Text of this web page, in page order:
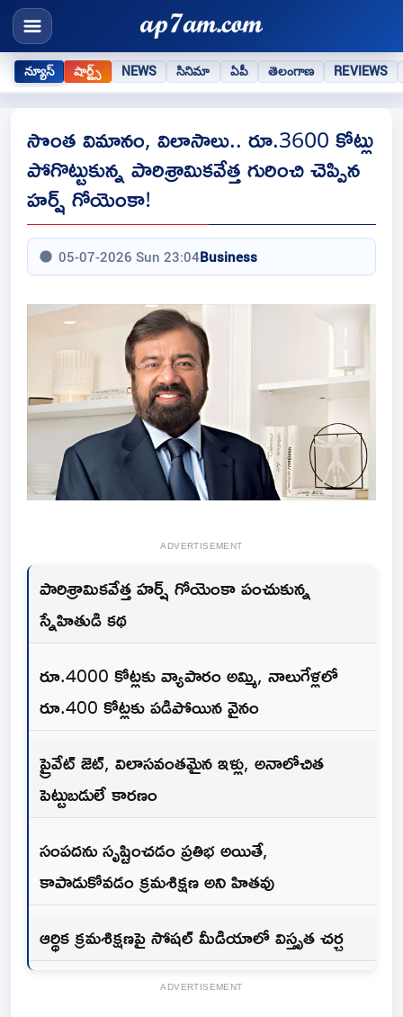
న్యూస్ షార్ట్స్ NEWS సినిమా ఏపీ తెలంగాణ REVIEWS
సొంత విమానం, విలాసాలు.. రూ.3600 కోట్లు
పోగొట్టుకున్న పారిశ్రామికవేత్త గురించి చెప్పిన
హర్ష్ గోయెంకా!
05-07-2026 Sun 23:04Business
ADVERTISEMENT
పారిశ్రామికవేత్త హర్ష్ గోయెంకా పంచుకున్న
స్నేహితుడి కథ
రూ.4000 కోట్లకు వ్యాపారం అమ్మి, నాలుగేళ్లలో
రూ.400 కోట్లకు పడిపోయిన వైనం
ప్రైవేట్ జెట్, విలాసవంతమైన ఇళ్లు, అనాలోచిత
పెట్టుబడులే కారణం
సంపదను సృష్టించడం ప్రతిభ అయితే,
కాపాడుకోవడం క్రమశిక్షణ అని హితవు
ఆర్థిక క్రమశిక్షణపై సోషల్ మీడియాలో విస్తృత చర్చ
ADVERTISEMENT